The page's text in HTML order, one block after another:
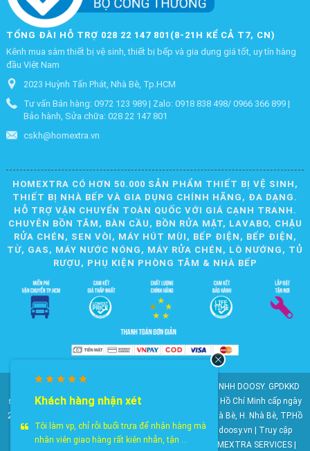
TỔNG ĐÀI HỖ TRỢ 028 22 147 801(8-21H KỂ CẢ T7, CN)
Kênh mua sắm thiết bị vệ sinh, thiết bị bếp và gia dụng giá tốt, uy tín hàng
đầu Việt Nam
2023 Huỳnh Tấn Phát, Nhà Bè, Tp.HCM
Tư vấn Bán hàng: 0972 123 989 | Zalo: 0918 838 498/ 0966 366 899 |
Bảo hành, Sửa chữa: 028 22 147 801
cskh@homextra.vn
HOMEXTRA CÓ HƠN 50.000 SẢN PHẨM THIẾT BỊ VỆ SINH,
THIẾT BỊ NHÀ BẾP VÀ GIA DỤNG CHÍNH HÃNG, ĐA DẠNG.
HỖ TRỢ VẬN CHUYỂN TOÀN QUỐC VỚI GIÁ CẠNH TRANH.
CHUYÊN BỒN TẮM, BÀN CẦU, BỒN RỬA MẶT, LAVABO, CHẬU
RỬA CHÉN, SEN VÒI, MÁY HÚT MÙI, BẾP ĐIỆN, BẾP ĐIỆN,
TỪ, GAS, MÁY NƯỚC NÓNG, MÁY RỬA CHÉN, LÒ NƯỚNG, TỦ
RƯỢU, PHỤ KIỆN PHÒNG TẮM & NHÀ BẾP
© 2010-2025 Bản quyền nội dung thuộc về CÔNG TY TNHH DOOSY. GPDKKD
số: 0311.807.893 do Sở Kế hoạch và Đầu tư Thành phố Hồ Chí Minh cấp ngày
28/05/2012. Địa chỉ: 2023 Huỳnh Tấn Phát, KP6, TT. Nhà Bè, H. Nhà Bè, TP.Hồ
Chí Minh. Điện thoại: 028 22 147 801. Email: doosy@doosy.vn | Truy cập
website cùng công ty:Trang Dịch Vụ Khách Hàng - HOMEXTRA SERVICES |
Khách hàng nhận xét
Tôi làm vp, chỉ rỗi buổi trưa để nhận hàng mà
nhân viên giao hàng rất kiên nhẫn, tận ...